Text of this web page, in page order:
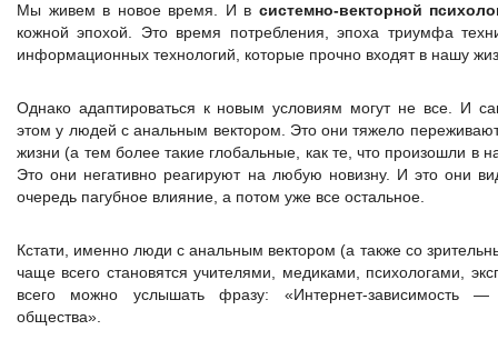
Мы живем в новое время. И в системно-векторной
кожной эпохой. Это время потребления, эпоха триумфа
информационных технологий, которые прочно входят в нашу
Однако адаптироваться к новым условиям могут не все. И
этом у людей с анальным вектором. Это они тяжело
жизни (а тем более такие глобальные, как те, что произошли в
Это они негативно реагируют на любую новизну. И это они
очередь пагубное влияние, а потом уже все остальное.
Кстати, именно люди с анальным вектором (а также со
чаще всего становятся учителями, медиками, психологами,
всего можно услышать фразу: «Интернет-зависимость —
общества».